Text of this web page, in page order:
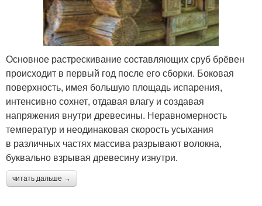
Основное растрескивание составляющих сруб брёвен
происходит в первый год после его сборки. Боковая
поверхность, имея большую площадь испарения,
интенсивно сохнет, отдавая влагу и создавая
напряжения внутри древесины. Неравномерность
температур и неодинаковая скорость усыхания
в различных частях массива разрывают волокна,
буквально взрывая древесину изнутри.
читать дальше →